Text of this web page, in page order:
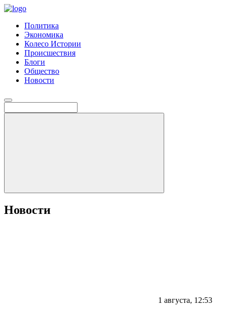
Политика
Экономика
Колесо Истории
Происшествия
Блоги
Общество
Новости
Новости
1 августа, 12:53